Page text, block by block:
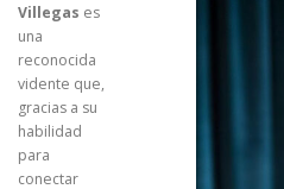
Villegas es
una
reconocida
vidente que,
gracias a su
habilidad
para
conectar